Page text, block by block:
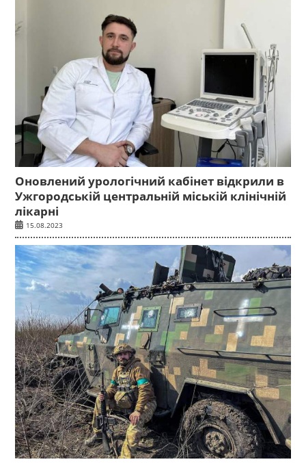
Оновлений урологічний кабінет відкрили в
Ужгородській центральній міській клінічній
лікарні
15.08.2023